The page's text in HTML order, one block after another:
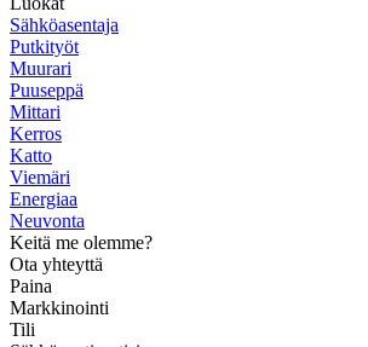
Sähköasentaja
Putkityöt
Muurari
Puuseppä
Mittari
Kerros
Katto
Viemäri
Energiaa
Neuvonta
Keitä me olemme?
Ota yhteyttä
Paina
Markkinointi
Tili